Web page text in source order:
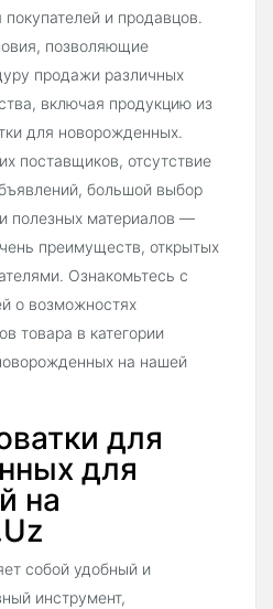
и продавцов.
позволяющие
продажи различных
включая продукцию из
для новорожденных.
поставщиков, отсутствие
большой выбор
полезных материалов —
преимуществ, открытых
Ознакомьтесь с
о возможностях
товара в категории
на нашей
для
для
на
собой удобный и
инструмент,